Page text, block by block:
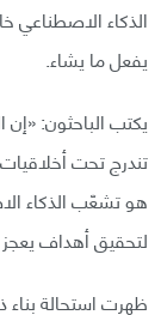
الذكاء الاصطناعي
يفعل ما يشاء.
يكتب الباحثون:
تندرج تحت
هو تشعّب الذكاء
لتحقيق أهداف يعجز
ظهرت استحالة